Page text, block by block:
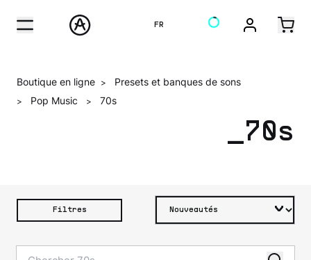
FR
Boutique en ligne > Presets et banques de sons
> Pop Music > 70s
_70s
Filtres